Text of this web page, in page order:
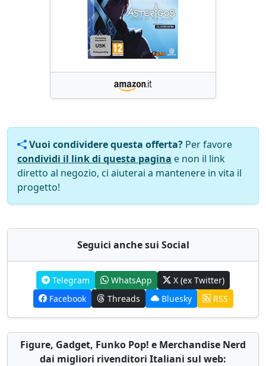
Vuoi condividere questa offerta? Per favore
condividi il link di questa pagina e non il link
diretto al negozio, ci aiuterai a mantenere in vita il
progetto!
Seguici anche sui Social
Telegram WhatsApp
X (ex Twitter)
Facebook
Threads Bluesky RSS
Figure, Gadget, Funko Pop! e Merchandise Nerd
dai migliori rivenditori Italiani sul web: